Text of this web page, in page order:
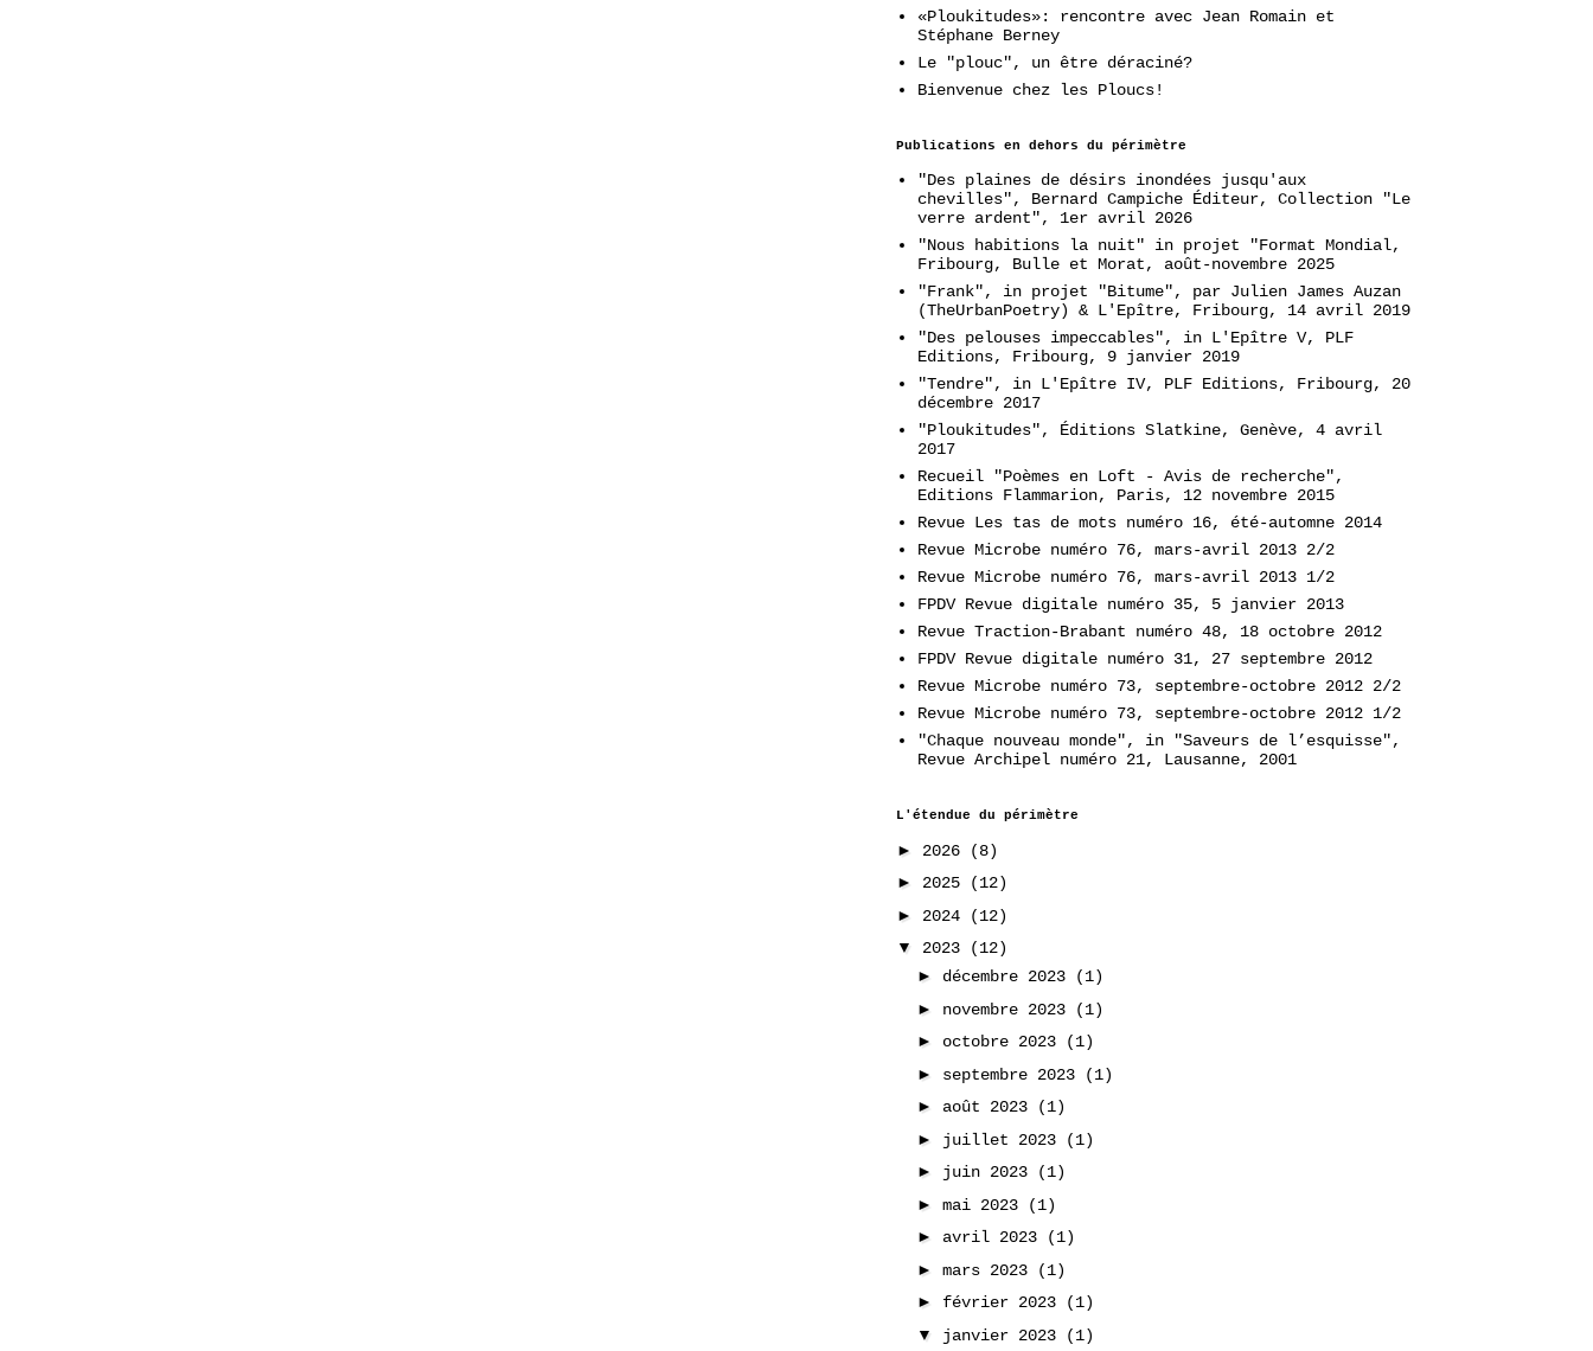
«Ploukitudes»: rencontre avec Jean Romain et
Stéphane Berney
Le "plouc", un être déraciné?
Bienvenue chez les Ploucs!
Publications en dehors du périmètre
"Des plaines de désirs inondées jusqu'aux
chevilles", Bernard Campiche Éditeur, Collection "Le
verre ardent", 1er avril 2026
"Nous habitions la nuit" in projet "Format Mondial,
Fribourg, Bulle et Morat, août-novembre 2025
"Frank", in projet "Bitume", par Julien James Auzan
(TheUrbanPoetry) & L'Epître, Fribourg, 14 avril 2019
"Des pelouses impeccables", in L'Epître V, PLF
Editions, Fribourg, 9 janvier 2019
"Tendre", in L'Epître IV, PLF Editions, Fribourg, 20
décembre 2017
"Ploukitudes", Éditions Slatkine, Genève, 4 avril
2017
Recueil "Poèmes en Loft - Avis de recherche",
Editions Flammarion, Paris, 12 novembre 2015
Revue Les tas de mots numéro 16, été-automne 2014
Revue Microbe numéro 76, mars-avril 2013 2/2
Revue Microbe numéro 76, mars-avril 2013 1/2
FPDV Revue digitale numéro 35, 5 janvier 2013
Revue Traction-Brabant numéro 48, 18 octobre 2012
FPDV Revue digitale numéro 31, 27 septembre 2012
Revue Microbe numéro 73, septembre-octobre 2012 2/2
Revue Microbe numéro 73, septembre-octobre 2012 1/2
"Chaque nouveau monde", in "Saveurs de l’esquisse",
Revue Archipel numéro 21, Lausanne, 2001
L'étendue du périmètre
► 2026
(8)
► 2025
(12)
► 2024
(12)
▼ 2023
(12)
► décembre 2023
(1)
► novembre 2023
(1)
► octobre 2023
(1)
► septembre 2023
(1)
► août 2023
(1)
► juillet 2023
(1)
► juin 2023
(1)
► mai 2023
(1)
► avril 2023
(1)
► mars 2023
(1)
► février 2023
(1)
▼ janvier 2023
(1)